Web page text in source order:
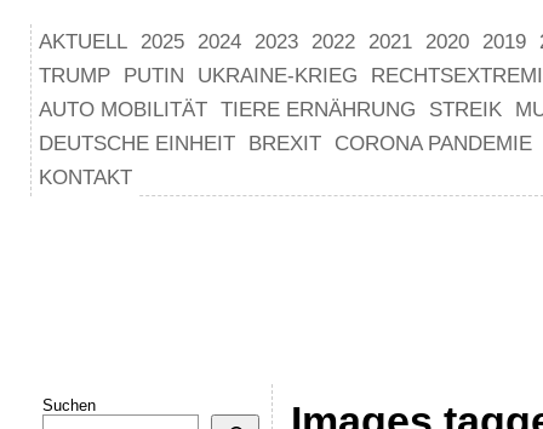
AKTUELL 2025 2024 2023 2022 2021 2020 2019
TRUMP
PUTIN UKRAINE-KRIEG
AUTO MOBILITÄT TIERE ERNÄHRUNG STREIK
DEUTSCHE EINHEIT
BREXIT
CORONA PANDEMIE
KONTAKT
Suchen